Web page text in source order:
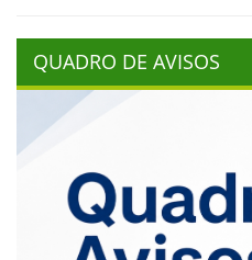
QUADRO DE AVISOS